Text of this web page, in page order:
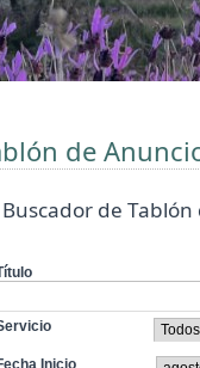
de
Buscador de